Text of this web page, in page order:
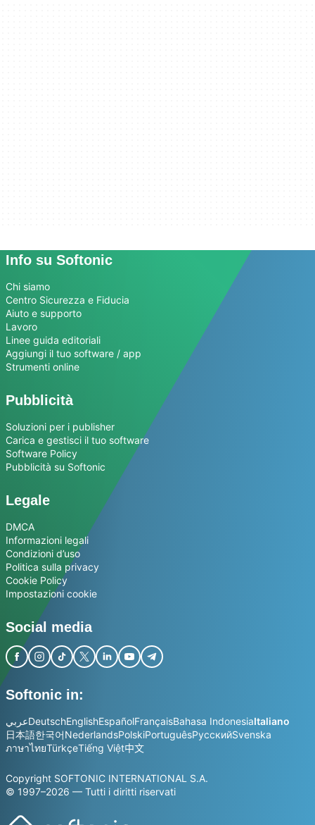
Info su Softonic
Chi siamo
Centro Sicurezza e Fiducia
Aiuto e supporto
Lavoro
Linee guida editoriali
Aggiungi il tuo software / app
Strumenti online
Pubblicità
Soluzioni per i publisher
Carica e gestisci il tuo software
Software Policy
Pubblicità su Softonic
Legale
DMCA
Informazioni legali
Condizioni d’uso
Politica sulla privacy
Cookie Policy
Impostazioni cookie
Social media
Softonic in:
عربيDeutschEnglishEspañolFrançaisBahasa IndonesiaItaliano
日本語한국어NederlandsPolskiPortuguêsРусскийSvenska
ภาษาไทยTürkçeTiếng Việt中文
Copyright SOFTONIC INTERNATIONAL S.A.
© 1997–2026 — Tutti i diritti riservati